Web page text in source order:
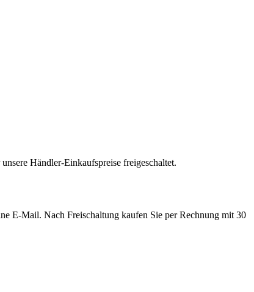
Händler-Einkaufspreise freigeschaltet.
E-Mail. Nach Freischaltung kaufen Sie per Rechnung mit 30